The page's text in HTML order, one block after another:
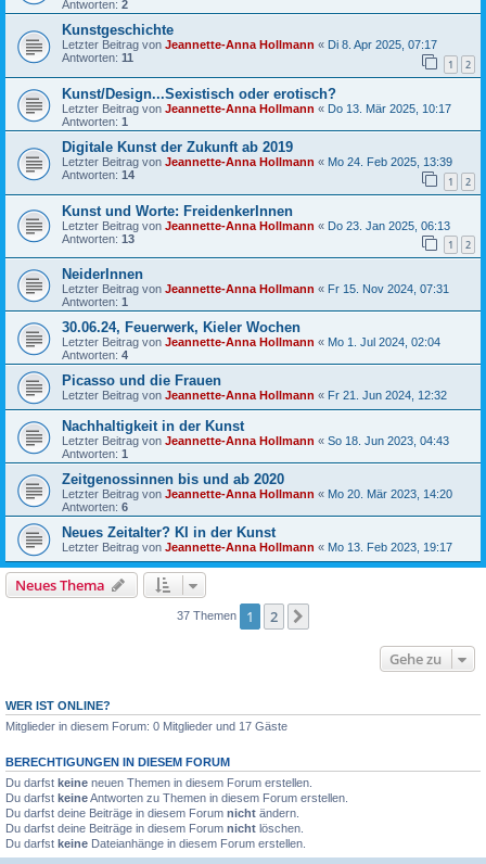
Antworten: 2
Kunstgeschichte
Letzter Beitrag von Jeannette-Anna Hollmann « Di 8. Apr 2025, 07:17
Antworten: 11 1 2
Kunst/Design...Sexistisch oder erotisch?
Letzter Beitrag von Jeannette-Anna Hollmann « Do 13. Mär 2025, 10:17
Antworten: 1
Digitale Kunst der Zukunft ab 2019
Letzter Beitrag von Jeannette-Anna Hollmann « Mo 24. Feb 2025, 13:39
Antworten: 14 1 2
Kunst und Worte: FreidenkerInnen
Letzter Beitrag von Jeannette-Anna Hollmann « Do 23. Jan 2025, 06:13
Antworten: 13 1 2
NeiderInnen
Letzter Beitrag von Jeannette-Anna Hollmann « Fr 15. Nov 2024, 07:31
Antworten: 1
30.06.24, Feuerwerk, Kieler Wochen
Letzter Beitrag von Jeannette-Anna Hollmann « Mo 1. Jul 2024, 02:04
Antworten: 4
Picasso und die Frauen
Letzter Beitrag von Jeannette-Anna Hollmann « Fr 21. Jun 2024, 12:32
Nachhaltigkeit in der Kunst
Letzter Beitrag von Jeannette-Anna Hollmann « So 18. Jun 2023, 04:43
Antworten: 1
Zeitgenossinnen bis und ab 2020
Letzter Beitrag von Jeannette-Anna Hollmann « Mo 20. Mär 2023, 14:20
Antworten: 6
Neues Zeitalter? KI in der Kunst
Letzter Beitrag von Jeannette-Anna Hollmann « Mo 13. Feb 2023, 19:17
Neues Thema
37 Themen 1 2
Gehe zu
WER IST ONLINE?
Mitglieder in diesem Forum: 0 Mitglieder und 17 Gäste
BERECHTIGUNGEN IN DIESEM FORUM
Du darfst keine neuen Themen in diesem Forum erstellen.
Du darfst keineAntworten zu Themen in diesem Forum erstellen.
Du darfst deine Beiträge in diesem Forum nicht ändern.
Du darfst deine Beiträge in diesem Forum nicht löschen.
Du darfst keine Dateianhänge in diesem Forum erstellen.